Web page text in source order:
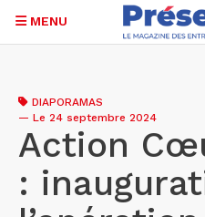
contenu
principal
MENU
DIAPORAMAS
— Le 24 septembre 2024
Action
: